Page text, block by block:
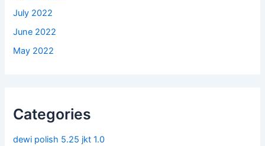
July 2022
June 2022
May 2022
Categories
dewi polish 5.25 jkt 1.0